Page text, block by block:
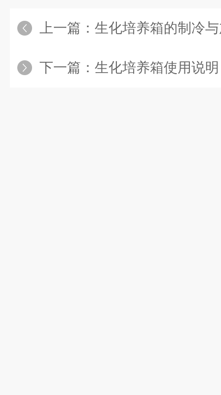
上一篇： 生化培养箱的制冷
下一篇： 生化培养箱使用说明